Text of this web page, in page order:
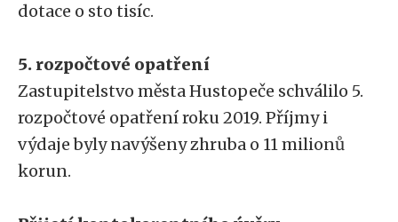
dotace o sto tisíc.
5. rozpočtové opatření
Zastupitelstvo města Hustopeče schválilo 5.
rozpočtové opatření roku 2019. Příjmy i
výdaje byly navýšeny zhruba o 11 milionů
korun.